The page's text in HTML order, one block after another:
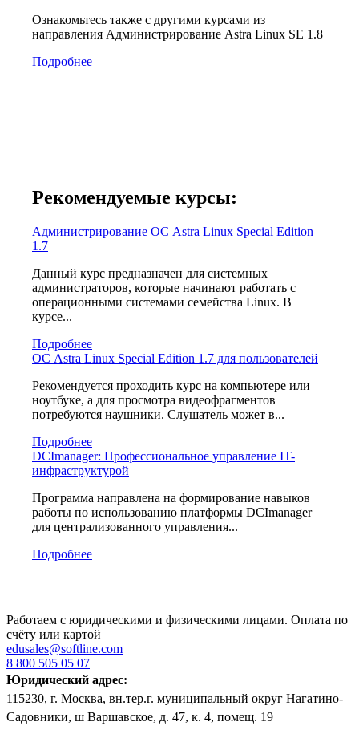
Ознакомьтесь также с другими курсами из
направления Администрирование Astra Linux SE 1.8
Подробнее
Рекомендуемые курсы:
Администрирование ОС Astra Linux Special Edition
1.7
Данный курс предназначен для системных
администраторов, которые начинают работать с
операционными системами семейства Linux. В
курсе...
Подробнее
ОС Astra Linux Special Edition 1.7 для пользователей
Рекомендуется проходить курс на компьютере или
ноутбуке, а для просмотра видеофрагментов
потребуются наушники. Слушатель может в...
Подробнее
DCImanager: Профессиональное управление IT-
инфраструктурой
Программа направлена на формирование навыков
работы по использованию платформы DCImanager
для централизованного управления...
Подробнее
Работаем с юридическими и физическими лицами. Оплата по
счёту или картой
edusales@softline.com
8 800 505 05 07
Юридический адрес:
115230, г. Москва, вн.тер.г. муниципальный округ Нагатино-
Садовники, ш Варшавское, д. 47, к. 4, помещ. 19